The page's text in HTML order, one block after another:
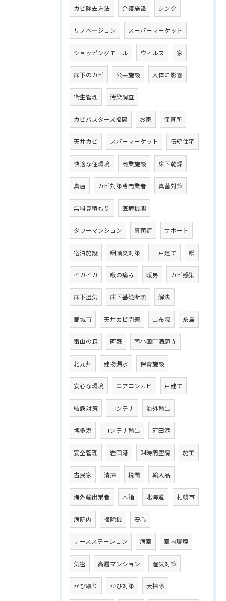
カビ除去方法 介護施設 シンク
リノベ―ジョン スーパーマーケット
ショッピングモール ウィルス 家
床下のカビ 公共施設 人体に影響
衛生管理 汚染調査
カビバスターズ福岡 お家 保育所
天井カビ スパーマーケット 伝統住宅
快適な住環境 商業施設 床下乾燥
真菌 カビ対策専門業者 真菌対策
無料見積もり 医療機関
タワーマンション 真菌症 サポート
宿泊施設 咽頭炎対策 一戸建て 喉
イガイガ 喉の痛み 暖房 カビ感染
床下湿気 床下基礎断熱 解決
都城市 天井カビ問題 由布院 糸島
雷山の森 阿蘇 南小国町満願寺
北九州 建物漏水 保育施設
安心な環境 エアコンカビ 戸建て
結露対策 コンテナ 海外輸出
博多港 コンテナ輸出 苅田港
安全管理 岩国港 24時間空調 施工
古民家 清掃 税関 輸入品
海外輸出業者 木箱 北海道 札幌市
病院内 掃除機 安心
ナースステーション 病室 室内環境
気密 高層マンション 湿気対策
かび取り かび対策 大掃除